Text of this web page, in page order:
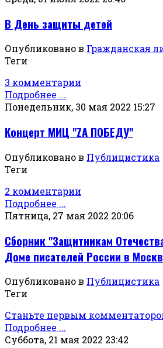
В День защиты детей
Опубликовано в Гражданская
Теги
3 комментарии
Подробнее ...
Понедельник, 30 мая 2022 15:27
Концерт МИЦ "ZА ПОБЕДУ"
Опубликовано в Публицистика
Теги
2 комментарии
Подробнее ...
Пятница, 27 мая 2022 20:06
Сборник "Защитникам
Доме писателей России в
Опубликовано в Публицистика
Теги
Станьте первым
Подробнее ...
Суббота, 21 мая 2022 23:42